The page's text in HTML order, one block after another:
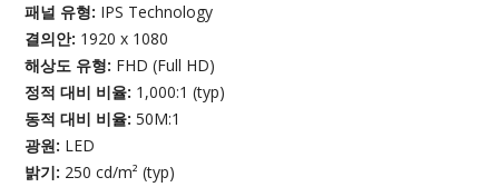
패널 유형: IPS Technology
결의안: 1920 x 1080
해상도 유형: FHD (Full HD)
정적 대비 비율: 1,000:1 (typ)
동적 대비 비율:50M:1
광원: LED
밝기: 250 cd/m² (typ)